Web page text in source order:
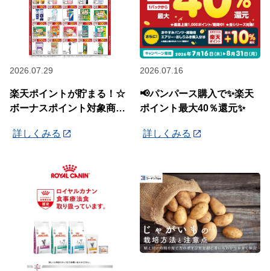
2026.07.29
楽天ポイントが貯まる！☆
ボーナスポイント対象商品
詳しくみる
2026.07.16
📢パンパース購入で✨楽天
ポイント最大40％還元✨
詳しくみる